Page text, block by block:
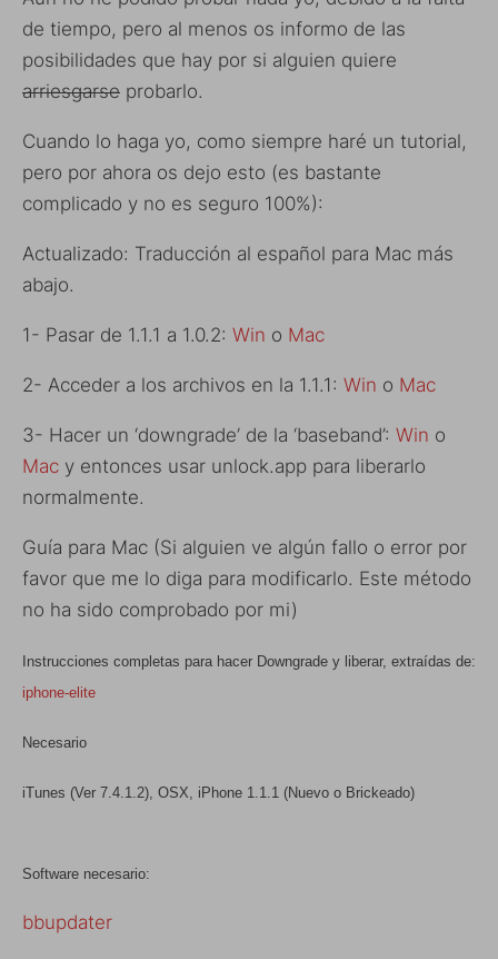
de tiempo, pero al menos os informo de las
posibilidades que hay por si alguien quiere
arriesgarse probarlo.
Cuando lo haga yo, como siempre haré un tutorial,
pero por ahora os dejo esto (es bastante
complicado y no es seguro 100%):
Actualizado: Traducción al español para Mac más
abajo.
1- Pasar de 1.1.1 a 1.0.2: Win o Mac
2- Acceder a los archivos en la 1.1.1: Win o Mac
3- Hacer un ‘downgrade’ de la ‘baseband’: Win o
Mac y entonces usar unlock.app para liberarlo
normalmente.
Guía para Mac (Si alguien ve algún fallo o error por
favor que me lo diga para modificarlo. Este método
no ha sido comprobado por mi)
Instrucciones completas para hacer Downgrade y liberar, extraídas de:
iphone-elite
Necesario
iTunes (Ver 7.4.1.2), OSX, iPhone 1.1.1 (Nuevo o Brickeado)
Software necesario:
bbupdater